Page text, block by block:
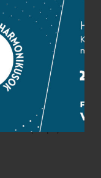
u. 1. (Müpa)